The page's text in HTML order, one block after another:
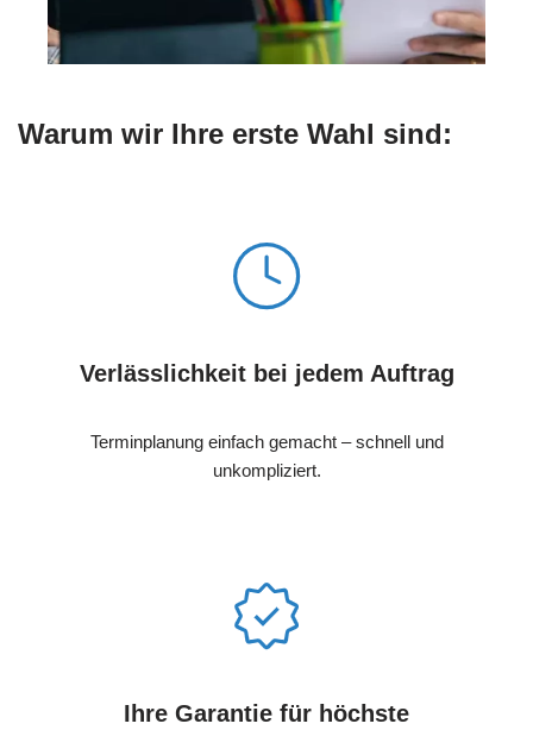
Warum wir Ihre erste Wahl sind:
Verlässlichkeit bei jedem Auftrag
Terminplanung einfach gemacht – schnell und
unkompliziert.
Ihre Garantie für höchste